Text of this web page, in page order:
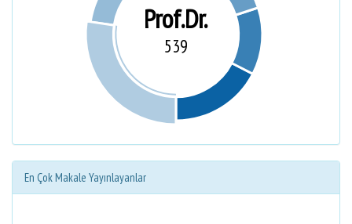
Prof.Dr.
539
En Çok Makale Yayınlayanlar